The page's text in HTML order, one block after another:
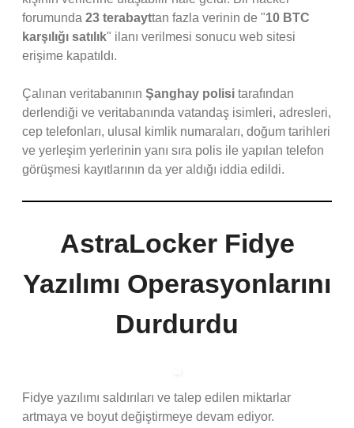
forumunda 23 terabayttan fazla verinin de "10 BTC
karşılığı satılık" ilanı verilmesi sonucu web sitesi
erişime kapatıldı.
Çalınan veritabanının Şanghay polisi tarafından
derlendiği ve veritabanında vatandaş isimleri, adresleri,
cep telefonları, ulusal kimlik numaraları, doğum tarihleri
ve yerleşim yerlerinin yanı sıra polis ile yapılan telefon
görüşmesi kayıtlarının da yer aldığı iddia edildi.
AstraLocker Fidye
Yazılımı Operasyonlarını
Durdurdu
Fidye yazılımı saldırıları ve talep edilen miktarlar
artmaya ve boyut değiştirmeye devam ediyor.